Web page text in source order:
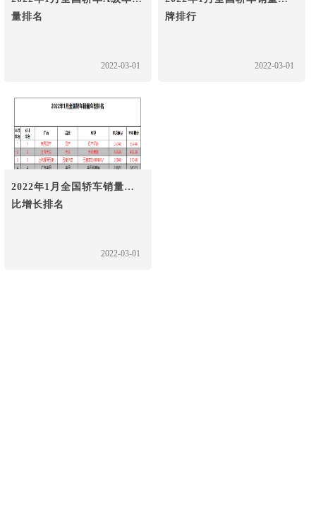
量排名
2022-03-01
牌排行
2022-03-01
2022年1月全国轿车销量环
比增长排名
2022-03-01